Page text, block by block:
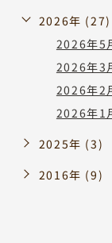
2026年 (27)
2026年5
2026年3
2026年2
2026年1
2025年 (3)
2016年 (9)